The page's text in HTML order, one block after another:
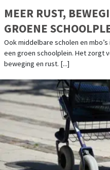
MEER RUST,
GROENE
JONGEREN
Ook middelbare scholen en
een groen schoolplein. Het zorgt
beweging en rust. [...]